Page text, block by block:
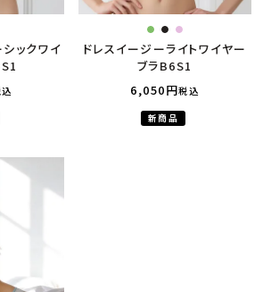
ックワイ
ドレスイージーライトワイヤー
ブラB6S1
6,050
税込
新商品